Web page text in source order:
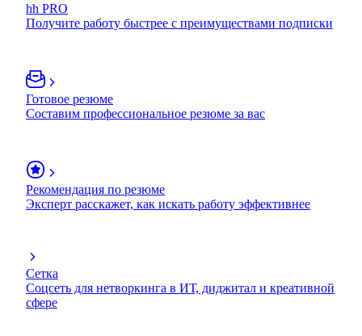
hh PRO
Получите работу быстрее с преимуществами подписки
Готовое резюме
Составим профессиональное резюме за вас
Рекомендация по резюме
Эксперт расскажет, как искать работу эффективнее
Сетка
Соцсеть для нетворкинга в ИТ, диджитал и креативной
сфере